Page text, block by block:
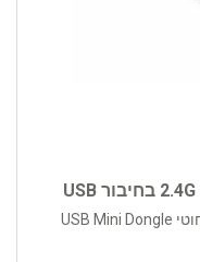
EZCOOL UWF-800 מתאם רשת אלחוטי USB Mini Dongle